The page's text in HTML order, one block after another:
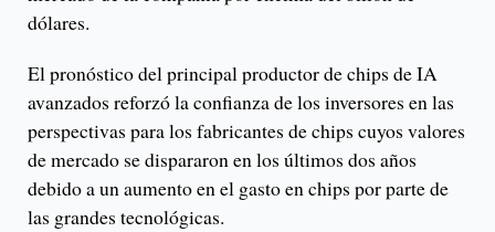
dólares.
El pronóstico del principal productor de chips de IA
avanzados reforzó la confianza de los inversores en las
perspectivas para los fabricantes de chips cuyos valores
de mercado se dispararon en los últimos dos años
debido a un aumento en el gasto en chips por parte de
las grandes tecnológicas.